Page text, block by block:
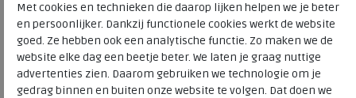
Materiaal
Velour
Wijdtemaat
f+
Uitneembaar voetbed
nee
Hakhoogte
2.50 cm
Met cookies en technieken die daarop lijken helpen we je beter
en persoonlijker. Dankzij functionele cookies werkt de website
goed. Ze hebben ook een analytische functie. Zo maken we de
website elke dag een beetje beter. We laten je graag nuttige
advertenties zien. Daarom gebruiken we technologie om je
gedrag binnen en buiten onze website te volgen. Dat doen we